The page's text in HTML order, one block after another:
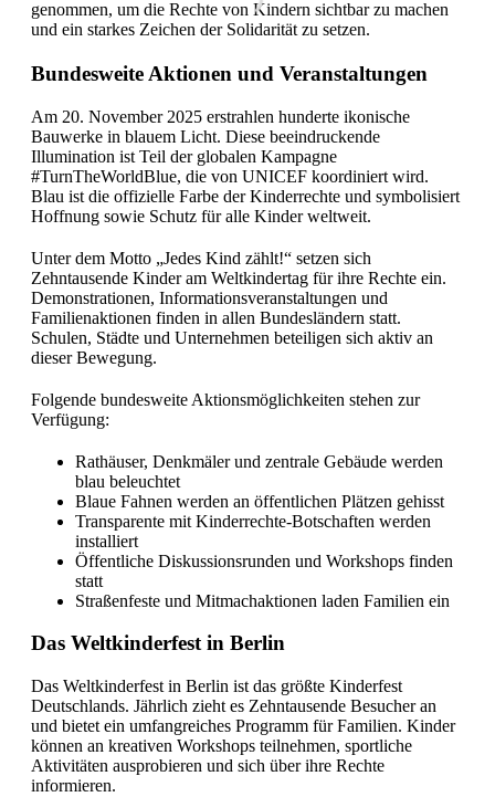
genommen, um die Rechte von Kindern sichtbar zu machen
und ein starkes Zeichen der Solidarität zu setzen.
Bundesweite Aktionen und Veranstaltungen
Am 20. November 2025 erstrahlen hunderte ikonische
Bauwerke in blauem Licht. Diese beeindruckende
Illumination ist Teil der globalen Kampagne
#TurnTheWorldBlue, die von UNICEF koordiniert wird.
Blau ist die offizielle Farbe der Kinderrechte und symbolisiert
Hoffnung sowie Schutz für alle Kinder weltweit.
Unter dem Motto „Jedes Kind zählt!“ setzen sich
Zehntausende Kinder am Weltkindertag für ihre Rechte ein.
Demonstrationen, Informationsveranstaltungen und
Familienaktionen finden in allen Bundesländern statt.
Schulen, Städte und Unternehmen beteiligen sich aktiv an
dieser Bewegung.
Folgende bundesweite Aktionsmöglichkeiten stehen zur
Verfügung:
Rathäuser, Denkmäler und zentrale Gebäude werden
blau beleuchtet
Blaue Fahnen werden an öffentlichen Plätzen gehisst
Transparente mit Kinderrechte-Botschaften werden
installiert
Öffentliche Diskussionsrunden und Workshops finden
statt
Straßenfeste und Mitmachaktionen laden Familien ein
Das Weltkinderfest in Berlin
Das Weltkinderfest in Berlin ist das größte Kinderfest
Deutschlands. Jährlich zieht es Zehntausende Besucher an
und bietet ein umfangreiches Programm für Familien. Kinder
können an kreativen Workshops teilnehmen, sportliche
Aktivitäten ausprobieren und sich über ihre Rechte
informieren.